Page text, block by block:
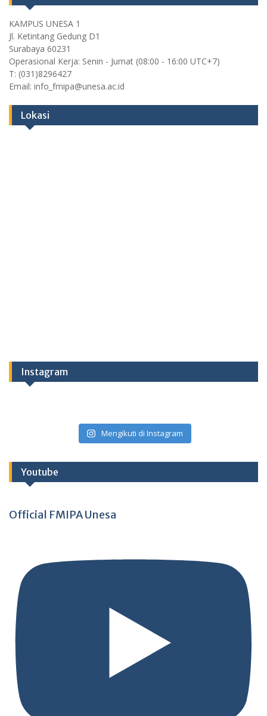
KAMPUS UNESA 1
Jl. Ketintang Gedung D1
Surabaya 60231
Operasional Kerja: Senin - Jumat (08:00 - 16:00 UTC+7)
T: (031)8296427
Email: info_fmipa@unesa.ac.id
Lokasi
Instagram
Mengikuti di Instagram
Youtube
Official FMIPA Unesa